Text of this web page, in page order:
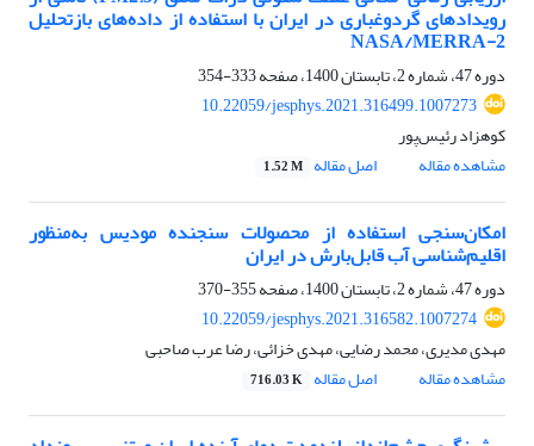
رویدادهای گردوغباری در ایران با استفاده از داده‌های بازتحلیل
NASA/MERRA-2
دوره 47، شماره 2، تابستان 1400، صفحه
333-354
10.22059/jesphys.2021.316499.1007273
کوهزاد رئیس‌پور
مشاهده مقاله
اصل مقاله 1.52 M
امکان‌سنجی استفاده از محصولات سنجنده مودیس به‌منظور
اقلیم‌شناسی آب قابل‌بارش در ایران
دوره 47، شماره 2، تابستان 1400، صفحه
355-370
10.22059/jesphys.2021.316582.1007274
مهدی مدیری، محمد رضایی، مهدی خزائی، رضا عرب صاحبی
مشاهده مقاله
اصل مقاله 716.03 K